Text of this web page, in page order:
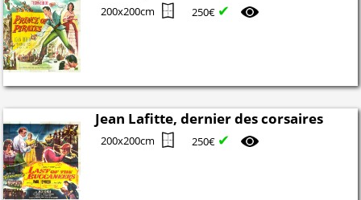
200x200cm 250€ ✔
Jean Lafitte, dernier des corsaires
200x200cm 250€ ✔